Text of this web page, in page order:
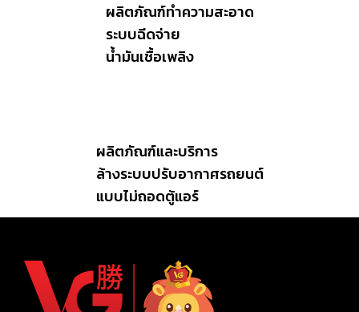
ผลิตภัณฑ์ทำความสะอาด
ระบบฉีดจ่าย
น้ำมันเชื้อเพลิง
ผลิตภัณฑ์และบริการ
ล้างระบบปรับอากาศรถยนต์
แบบไม่ถอดตู้แอร์